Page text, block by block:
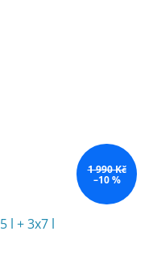
1 990 Kč
–10 %
l + 3x7 l